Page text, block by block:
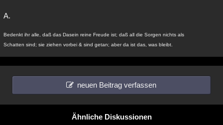
A.
Bedenkt ihr alle, daß das Dasein reine Freude ist; daß all die Sorgen nichts als
Schatten sind; sie ziehen vorbei & sind getan; aber da ist das, was bleibt.
neuen Beitrag verfassen
Ähnliche Diskussionen